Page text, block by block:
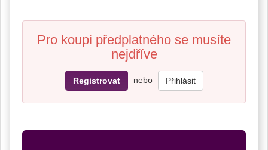
Pro koupi předplatného se musíte
nejdříve
Registrovat nebo Přihlásit